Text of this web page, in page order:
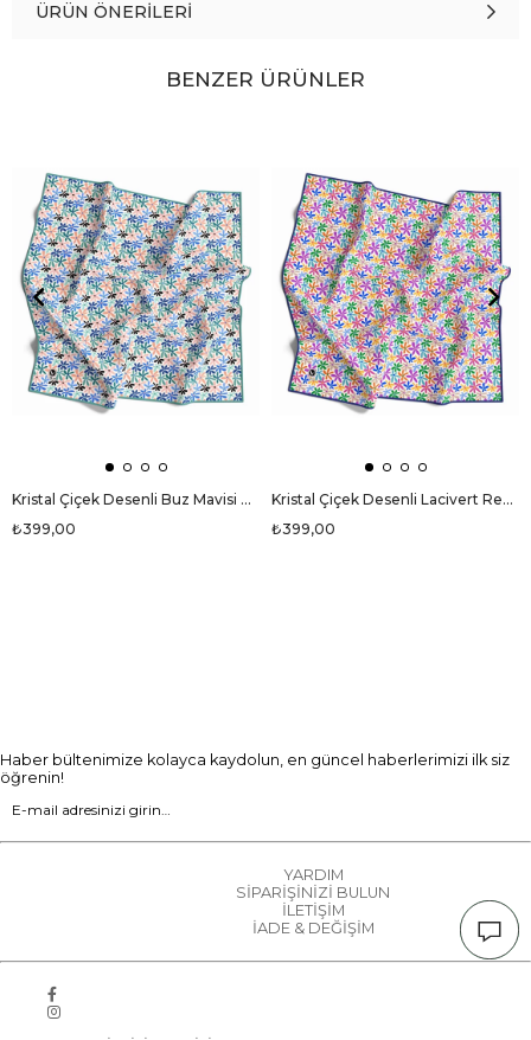
ÜRÜN ÖNERILERI
BENZER ÜRÜNLER
Kristal Çiçek Desenli Buz Mavisi Renkli 90x90 Eşarp (İpek İçermez) Dikim Şekli : El Dikişi
₺399,00
Kristal Çiçek Desenli Lacivert Renkli 90x90 Eşarp (İpek İçermez) Dikim Şekli : El Dikişi
₺399,00
Haber bültenimize kolayca kaydolun, en güncel haberlerimizi ilk siz
öğrenin!
YARDIM
SİPARİŞİNİZİ BULUN
İLETİŞİM
İADE & DEĞİŞİM